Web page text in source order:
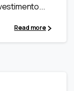
Read more